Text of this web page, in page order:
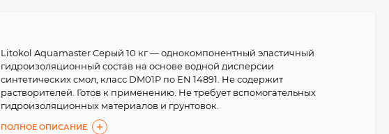
Litokol Aquamaster Серый 10 кг — однокомпонентный эластичный
гидроизоляционный состав на основе водной дисперсии
синтетических смол, класс DM01P по EN 14891. Не содержит
растворителей. Готов к применению. Не требует вспомогательных
гидроизоляционных материалов и грунтовок.
ПОЛНОЕ ОПИСАНИЕ